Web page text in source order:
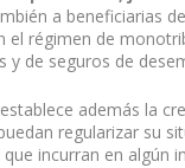
a beneficiarias
el régimen de
y de seguros de
además la
regularizar su
incurran en algún